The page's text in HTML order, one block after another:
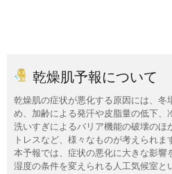
乾燥肌予報について
乾燥肌の症状が悪化する原因には、冬
め、加齢による発汗や皮脂量の低下、
洗いすぎによるバリア機能の破壊のほ
トレスなど、様々なものが考えられま
本予報では、症状の悪化に大きな影響
湿度の条件を変えられる人工気候室と